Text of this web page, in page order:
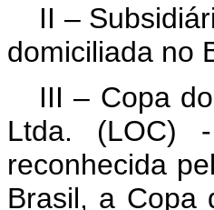
II –
domiciliada no
III – Copa
Ltda. (LOC)
reconhecida
Brasil, a Copa